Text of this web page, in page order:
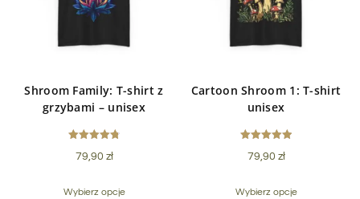
Shroom Family: T-shirt z
grzybami – unisex
4.80
79,90 zł
Wybierz opcje
Cartoon Shroom 1: T-shirt
unisex
5.00
79,90 zł
Wybierz opcje